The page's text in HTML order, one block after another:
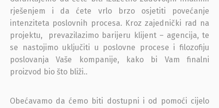
rješenjem i da ćete vrlo brzo osjetiti povećanje
intenziteta poslovnih procesa. Kroz zajednički rad na
projektu, prevazilazimo barijeru klijent – agencija, te
se nastojimo uključiti u poslovne procese i filozofiju
poslovanja Vaše kompanije, kako bi Vam finalni
proizvod bio što bliži..
Obećavamo da ćemo biti dostupni i od pomoći cijelo